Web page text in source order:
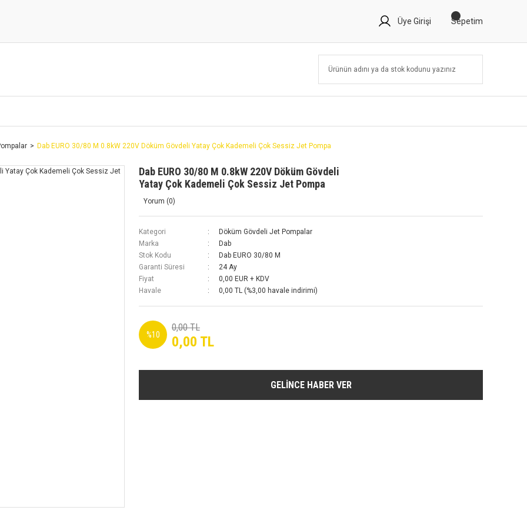
Üye Girişi Sepetim
Dab EURO 30/80 M 0.8kW 220V Döküm Gövdeli Yatay Çok Kademeli Çok Sessiz Jet Pompa
Dab EURO 30/80 M 0.8kW 220V Döküm Gövdeli
Yatay Çok Kademeli Çok Sessiz Jet Pompa
Yorum (0)
Kategori
Döküm Gövdeli Jet Pompalar
Marka
Dab
Stok Kodu
Dab EURO 30/80 M
Garanti Süresi
24 Ay
Fiyat
0,00 EUR + KDV
Havale
0,00 TL (%3,00 havale indirimi)
%10
0,00 TL
0,00 TL
GELİNCE HABER VER